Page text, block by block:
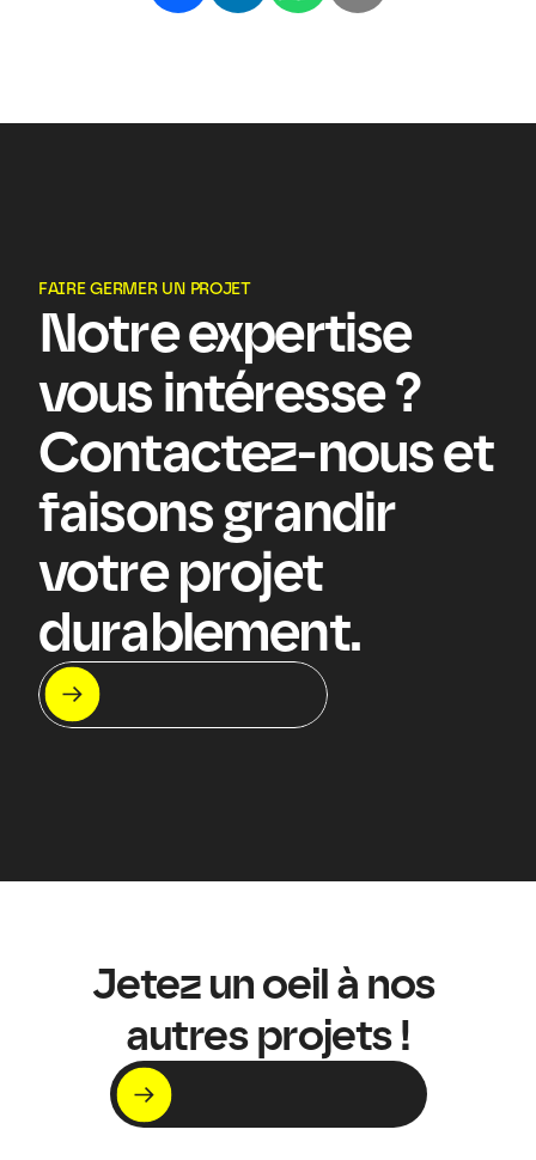
FAIRE GERMER UN PROJET
Notre expertise
vous intéresse ?
Contactez-nous et
faisons grandir
votre projet
durablement.
On s'appelle ?
Let's meet !
Jetez un oeil à nos
autres projets !
Voir nos projets
C'est par ici !